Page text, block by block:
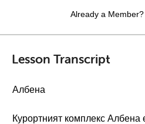
Already a Member?
Lesson Transcript
Албена
Курортният комплекс Албена